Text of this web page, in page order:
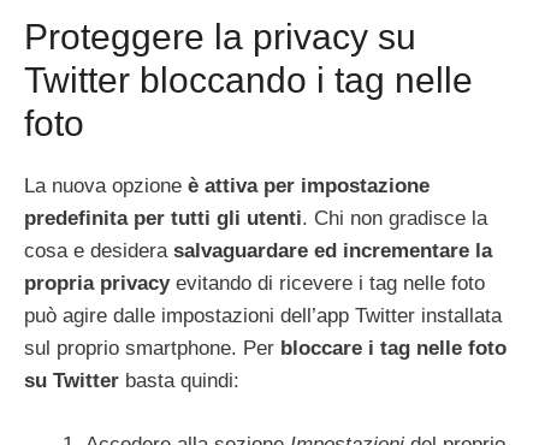
Proteggere la privacy su
Twitter bloccando i tag nelle
foto
La nuova opzione è attiva per impostazione
predefinita per tutti gli utenti. Chi non gradisce la
cosa e desiderasalvaguardare ed incrementare la
propria privacyevitando di ricevere i tag nelle foto
può agire dalle impostazioni dell’app Twitter installata
sul proprio smartphone. Per bloccare i tag nelle foto
su Twitter basta quindi: